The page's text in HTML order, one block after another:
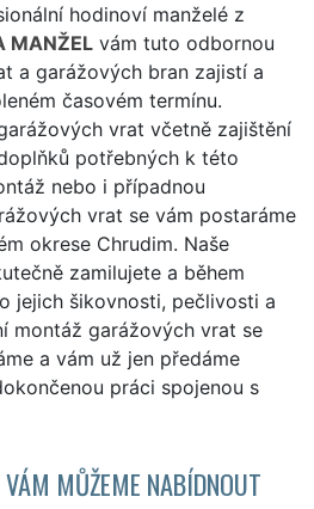
hodinoví manželé z
MANŽEL vám tuto odbornou
a garážových bran zajistí a
časovém termínu.
vrat včetně zajištění
potřebných k této
nebo i případnou
vrat se vám postaráme
okrese Chrudim. Naše
zamilujete a během
jejich šikovnosti, pečlivosti a
montáž garážových vrat se
a vám už jen předáme
práci spojenou s
MŮŽEME NABÍDNOUT